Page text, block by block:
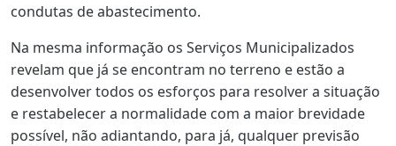
condutas de abastecimento.
Na mesma informação os Serviços Municipalizados
revelam que já se encontram no terreno e estão a
desenvolver todos os esforços para resolver a situação
e restabelecer a normalidade com a maior brevidade
possível, não adiantando, para já, qualquer previsão